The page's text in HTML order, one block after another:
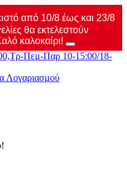
από 10/8 έως και 23/8
θα εκτελεστούν
καλοκαίρι!
Πεμ-Παρ 10-15:00/18-
Λογαριασμού